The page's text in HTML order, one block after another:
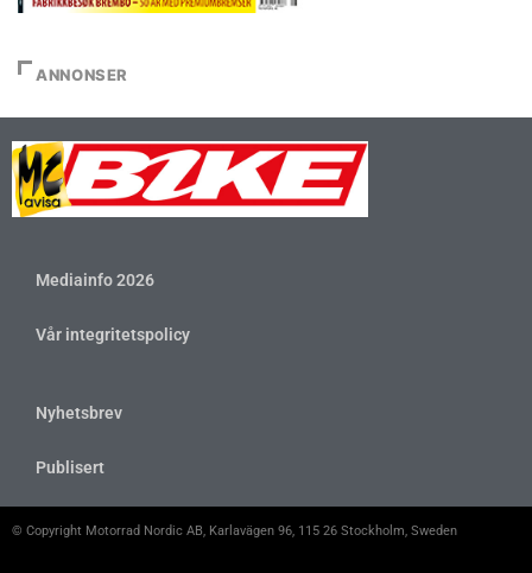
ANNONSER
Mediainfo 2026
Vår integritetspolicy
Nyhetsbrev
Publisert
© Copyright Motorrad Nordic AB, Karlavägen 96, 115 26 Stockholm, Sweden